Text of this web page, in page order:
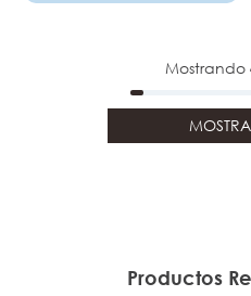
Mostrando
Productos